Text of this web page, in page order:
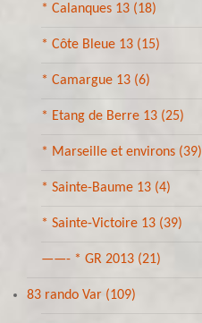
* Calanques 13 (18)
* Côte Bleue 13 (15)
* Camargue 13 (6)
* Etang de Berre 13 (25)
* Marseille et environs (39)
* Sainte-Baume 13 (4)
* Sainte-Victoire 13 (39)
——- * GR 2013 (21)
83 rando Var (109)